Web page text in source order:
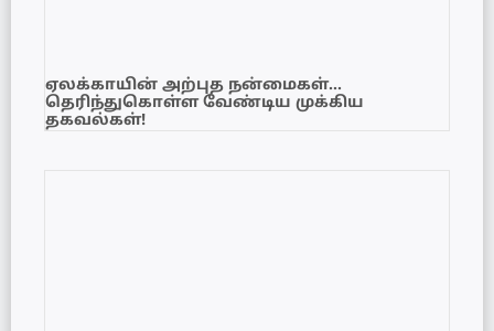
ஏலக்காயின் அற்புத நன்மைகள்…
தெரிந்துகொள்ள வேண்டிய முக்கிய
தகவல்கள்!